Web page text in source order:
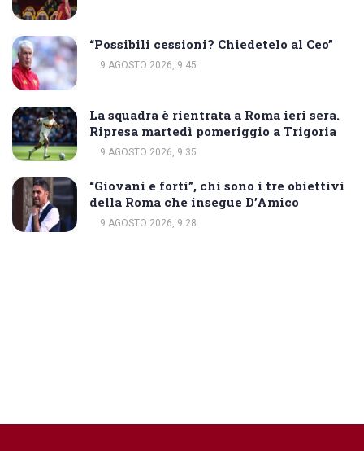
“Possibili cessioni? Chiedetelo al Ceo”
9 AGOSTO 2026, 9:45
La squadra è rientrata a Roma ieri sera.
Ripresa martedì pomeriggio a Trigoria
9 AGOSTO 2026, 9:35
“Giovani e forti”, chi sono i tre obiettivi
della Roma che insegue D’Amico
9 AGOSTO 2026, 9:28